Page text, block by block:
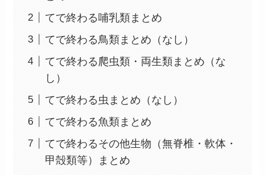
てで終わる哺乳類まとめ
てで終わる鳥類まとめ（なし）
てで終わる爬虫類・両生類まとめ（な
し）
てで終わる虫まとめ（なし）
てで終わる魚類まとめ
てで終わるその他生物（無脊椎・軟体・
甲殻類等）まとめ